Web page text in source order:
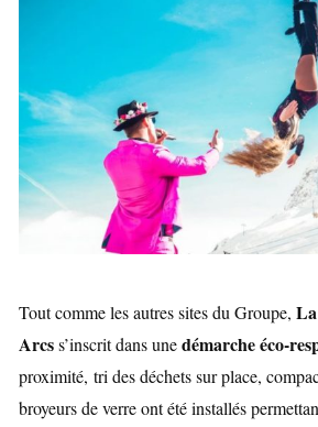
Tout comme les autres sites du Groupe,
Arcss’inscrit dans unedémarche éco-
proximité, tri des déchets sur place,
broyeurs de verre ont été installés